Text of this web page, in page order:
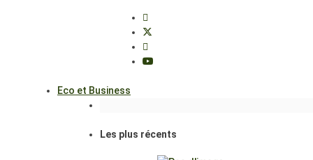
Eco et Business
Les plus récents